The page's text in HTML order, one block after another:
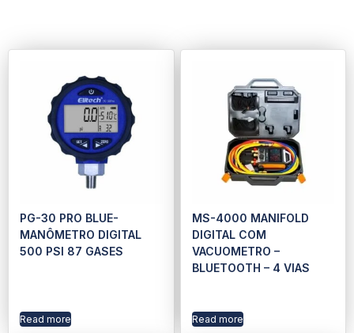
PG-30 PRO BLUE-
MANÔMETRO DIGITAL
500 PSI 87 GASES
Read more
MS-4000 MANIFOLD
DIGITAL COM
VACUOMETRO –
BLUETOOTH – 4 VIAS
Read more